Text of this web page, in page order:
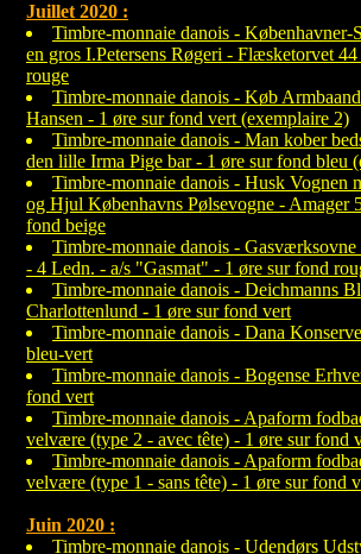
Juillet 2020 :
Timbre-monnaie danois - Københavner-
en gros I.Petersens Røgeri - Flæsketorvet
rouge
Timbre-monnaie danois - Køb
Hansen - 1 øre sur fond vert (exemplaire 2)
Timbre-monnaie danois - Man kober
den lille Irma Pige bar - 1 øre sur fond bleu
Timbre-monnaie danois - Husk Vognen
og Hjul Københavns Pølsevogne - Amager
fond beige
Timbre-monnaie danois -
- 4 Ledn. - a/s "Gasmat" - 1 øre sur fond
Timbre-monnaie danois - Deichmanns
Charlottenlund - 1 øre sur fond vert
Timbre-monnaie danois - Dana
bleu-vert
Timbre-monnaie danois - Bogense
fond vert
Timbre-monnaie danois - Apaform
velvære (type 2 - avec tête) - 1 øre sur fond
Timbre-monnaie danois - Apaform
velvære (type 1 - sans tête) - 1 øre sur fond
Juin 2020 :
Timbre-monnaie danois - Udendørs